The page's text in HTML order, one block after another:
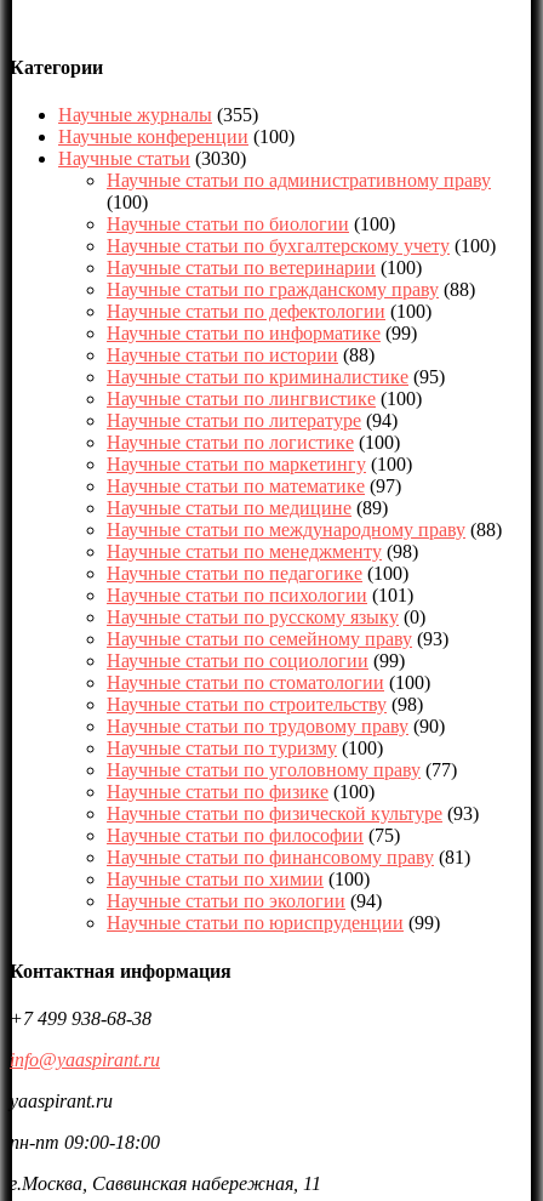
Категории
Научные журналы (355)
Научные конференции (100)
Научные статьи (3030)
Научные статьи по административному праву
(100)
Научные статьи по биологии (100)
Научные статьи по бухгалтерскому учету (100)
Научные статьи по ветеринарии (100)
Научные статьи по гражданскому праву (88)
Научные статьи по дефектологии (100)
Научные статьи по информатике (99)
Научные статьи по истории (88)
Научные статьи по криминалистике (95)
Научные статьи по лингвистике (100)
Научные статьи по литературе (94)
Научные статьи по логистике (100)
Научные статьи по маркетингу (100)
Научные статьи по математике (97)
Научные статьи по медицине (89)
Научные статьи по международному праву (88)
Научные статьи по менеджменту (98)
Научные статьи по педагогике (100)
Научные статьи по психологии (101)
Научные статьи по русскому языку (0)
Научные статьи по семейному праву (93)
Научные статьи по социологии (99)
Научные статьи по стоматологии (100)
Научные статьи по строительству (98)
Научные статьи по трудовому праву (90)
Научные статьи по туризму (100)
Научные статьи по уголовному праву (77)
Научные статьи по физике (100)
Научные статьи по физической культуре (93)
Научные статьи по философии (75)
Научные статьи по финансовому праву (81)
Научные статьи по химии (100)
Научные статьи по экологии (94)
Научные статьи по юриспруденции (99)
Контактная информация
+7 499 938-68-38
info@yaaspirant.ru
yaaspirant.ru
пн-пт 09:00-18:00
г.Москва, Саввинская набережная, 11